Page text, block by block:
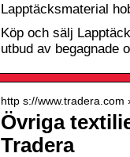
Lapptäcksmaterial
Köp och sälj
utbud av begagnade
http s://www.tradera.com
Övriga
Tradera